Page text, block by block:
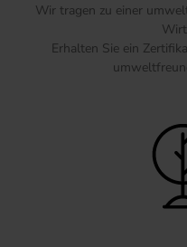
Wir tragen zu einer
Erhalten Sie ein